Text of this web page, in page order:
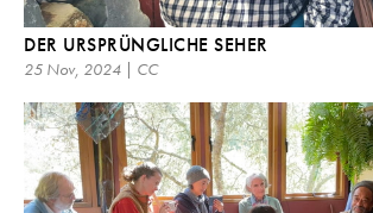
DER URSPRÜNGLICHE SEHER
25 Nov, 2024 | CC